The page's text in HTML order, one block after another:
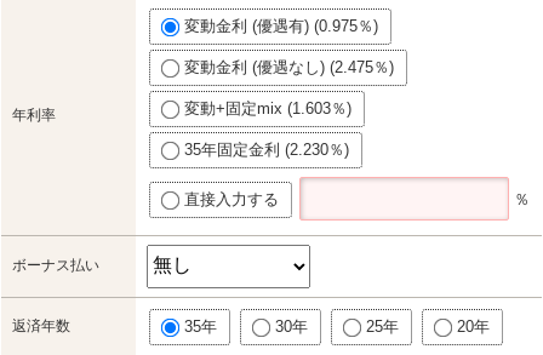
年利率
変動金利 (優遇有) (0.975％)
変動金利 (優遇なし) (2.475％)
変動+固定mix (1.603％)
35年固定金利 (2.230％)
直接入力する ％
ボーナス払い
返済年数 35年 30年 25年 20年